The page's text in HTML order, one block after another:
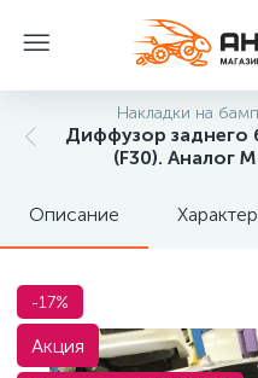
Накладки на
Диффузор заднего
(F30). Аналог
Описание
-17%
Акция